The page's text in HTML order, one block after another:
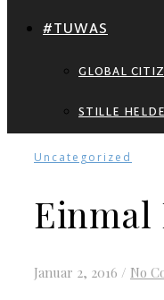
#TUWAS
GLOBAL
STILLE
Uncategorized
Einmal
Januar 2, 2016 / No